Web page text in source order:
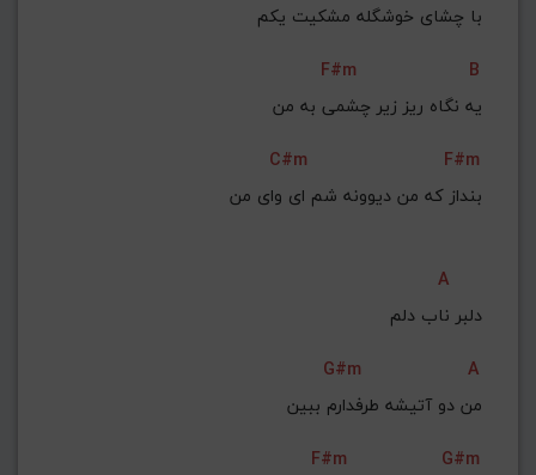
با چشای خوشگله مشکیت یکم
F#m
B
یه نگاه ریز زیر چشمی به من
C#m
F#m
بنداز که من دیوونه شم ای وای من
A
دلبر ناب دلم
G#m
A
من دو آتیشه طرفدارم ببین
F#m
G#m